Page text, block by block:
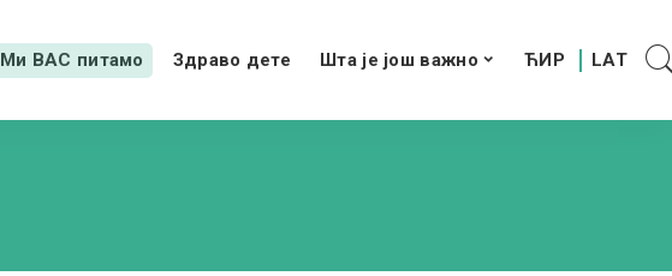
Ми ВАС питамо Здраво дете Шта је још важно